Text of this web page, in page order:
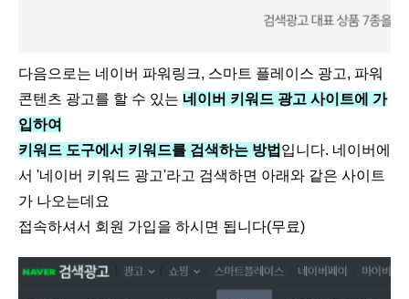
다음으로는 네이버 파워링크, 스마트 플레이스 광고, 파워
콘텐츠 광고를 할 수 있는 네이버 키워드 광고 사이트에 가
입하여
키워드 도구에서 키워드를 검색하는 방법 입니다. 네이버에
서 '네이버 키워드 광고'라고 검색하면 아래와 같은 사이트
가 나오는데요
접속하셔서 회원 가입을 하시면 됩니다(무료)